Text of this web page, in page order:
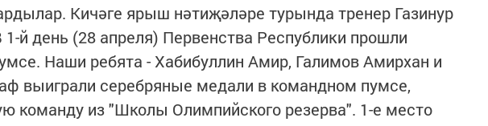
Кичәге ярыш нәтиҗәләре турында тренер Газинур
й день (28 апреля) Первенства Республики прошли
Наши ребята - Хабибуллин Амир, Галимов Амирхан и
выиграли серебряные медали в командном пумсе,
команду из "Школы Олимпийского резерва". 1-е место